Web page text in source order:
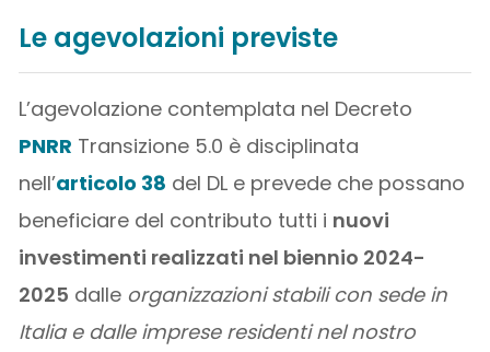
Le agevolazioni previste
L’agevolazione contemplata nel Decreto
PNRR Transizione 5.0 è disciplinata
nell’articolo 38 del DL e prevede che possano
beneficiare del contributo tutti i nuovi
investimenti realizzati nel biennio 2024-
2025 dalle organizzazioni stabili con sede in
Italia e dalle imprese residenti nel nostro